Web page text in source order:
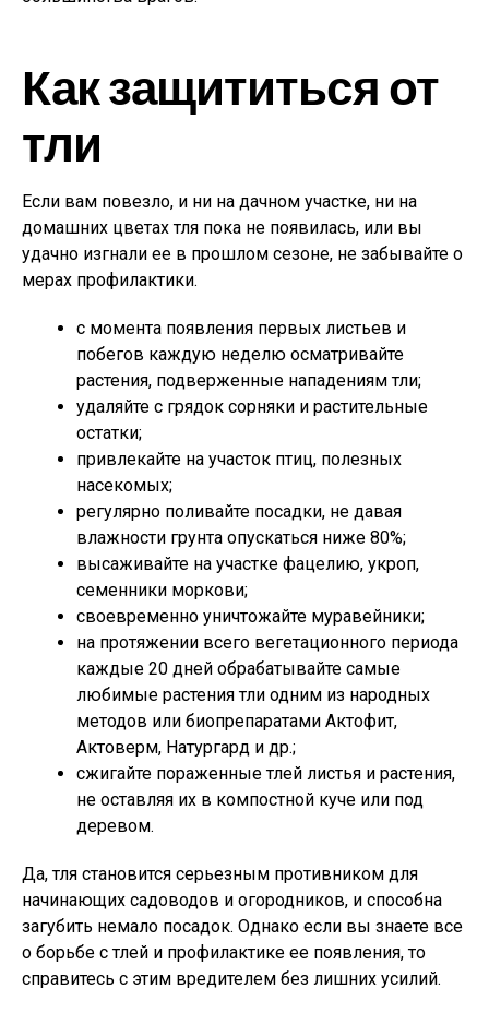
Как защититься от
тли
Если вам повезло, и ни на дачном участке, ни на
домашних цветах тля пока не появилась, или вы
удачно изгнали ее в прошлом сезоне, не забывайте о
мерах профилактики.
с момента появления первых листьев и
побегов каждую неделю осматривайте
растения, подверженные нападениям тли;
удаляйте с грядок сорняки и растительные
остатки;
привлекайте на участок птиц, полезных
насекомых;
регулярно поливайте посадки, не давая
влажности грунта опускаться ниже 80%;
высаживайте на участке фацелию, укроп,
семенники моркови;
своевременно уничтожайте муравейники;
на протяжении всего вегетационного периода
каждые 20 дней обрабатывайте самые
любимые растения тли одним из народных
методов или биопрепаратами Актофит,
Актоверм, Натургард и др.;
сжигайте пораженные тлей листья и растения,
не оставляя их в компостной куче или под
деревом.
Да, тля становится серьезным противником для
начинающих садоводов и огородников, и способна
загубить немало посадок. Однако если вы знаете все
о борьбе с тлей и профилактике ее появления, то
справитесь с этим вредителем без лишних усилий.